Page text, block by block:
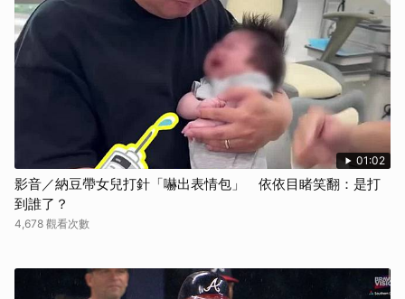
01:02
影音／納豆帶女兒打針「嚇出表情包」 依依目睹笑翻：是打
到誰了？
4,678 觀看次數